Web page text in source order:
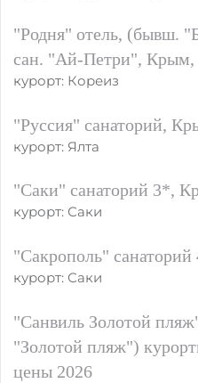
"Родня" отель, (бывш.
сан. "Ай-Петри", Крым,
курорт: Кореиз
"Руссия" санаторий,
курорт: Ялта
"Саки" санаторий 3*,
курорт: Саки
"Сакрополь"
курорт: Саки
"Санвиль Золотой
"Золотой пляж")
цены 2026